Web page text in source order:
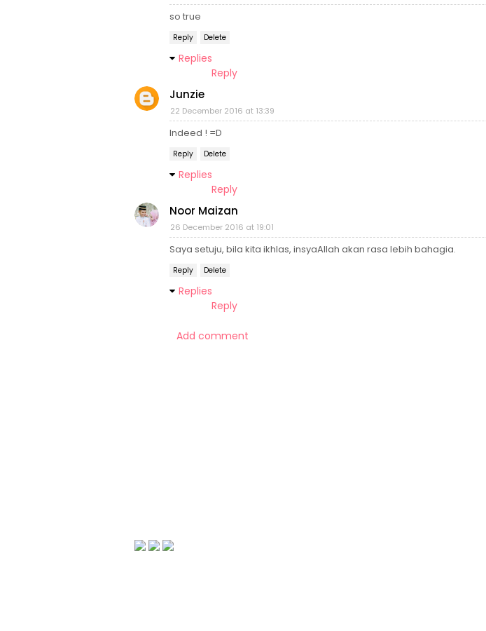
so true
Reply Delete
Replies
Reply
Junzie
22 December 2016 at 13:39
Indeed ! =D
Reply Delete
Replies
Reply
Noor Maizan
26 December 2016 at 19:01
Saya setuju, bila kita ikhlas, insyaAllah akan rasa lebih bahagia.
Reply Delete
Replies
Reply
Add comment